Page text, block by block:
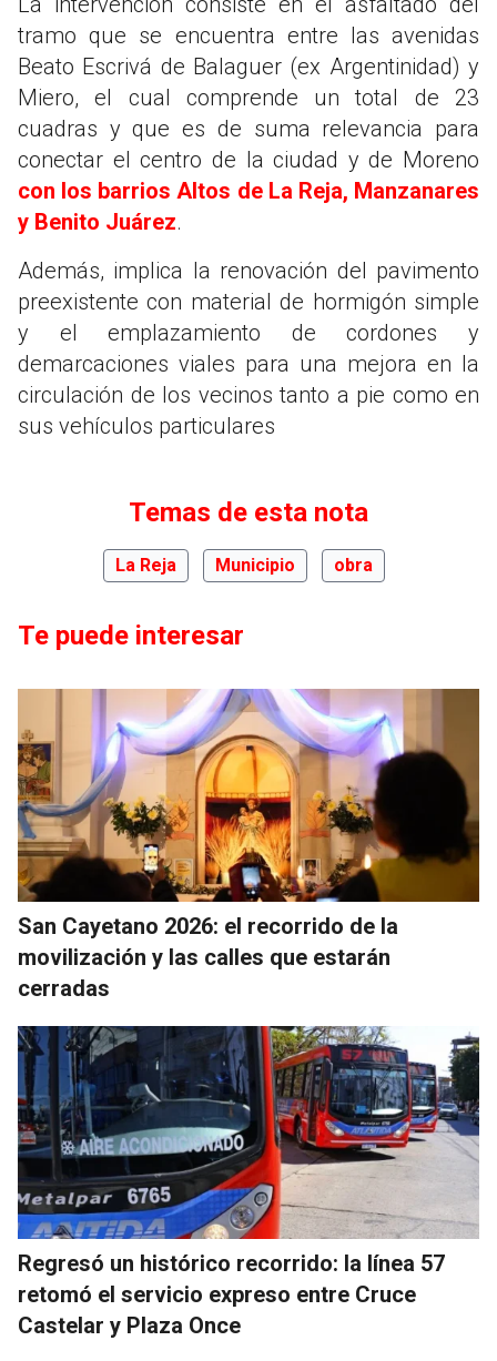
tramo que se encuentra entre las avenidas
Beato Escrivá de Balaguer (ex Argentinidad) y
Miero, el cual comprende un total de 23
cuadras y que es de suma relevancia para
conectar el centro de la ciudad y de Moreno
con los barrios Altos de La Reja, Manzanares
y Benito Juárez.
Además, implica la renovación del pavimento
preexistente con material de hormigón simple
y el emplazamiento de cordones y
demarcaciones viales para una mejora en la
circulación de los vecinos tanto a pie como en
sus vehículos particulares
Temas de esta nota
La Reja Municipio obra
Te puede interesar
San Cayetano 2026: el recorrido de la
movilización y las calles que estarán
cerradas
Regresó un histórico recorrido: la línea 57
retomó el servicio expreso entre Cruce
Castelar y Plaza Once